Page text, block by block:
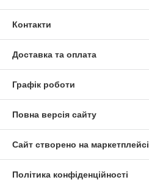
Контакти
Доставка та оплата
Графік роботи
Повна версія сайту
Сайт створено на маркетплейсі
Політика конфіденційності